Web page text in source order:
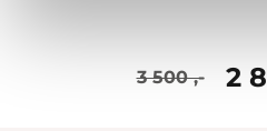
3 500 ,- 2